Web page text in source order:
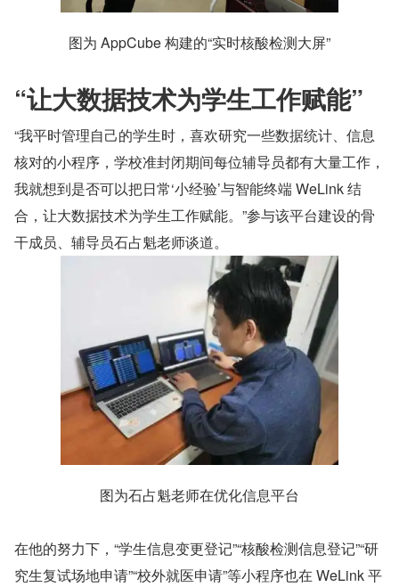
图为 AppCube 构建的“实时核酸检测大屏”
“让大数据技术为学生工作赋能”
“我平时管理自己的学生时，喜欢研究一些数据统计、信息
核对的小程序，学校准封闭期间每位辅导员都有大量工作，
我就想到是否可以把日常‘小经验’与智能终端 WeLink 结
合，让大数据技术为学生工作赋能。”参与该平台建设的骨
干成员、辅导员石占魁老师谈道。
图为石占魁老师在优化信息平台
在他的努力下，“学生信息变更登记”“核酸检测信息登记”“研
究生复试场地申请”“校外就医申请”等小程序也在 WeLink 平